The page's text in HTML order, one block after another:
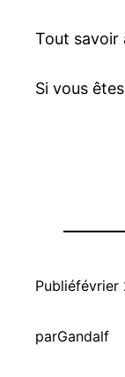
Tout savoir
Si vous
Publiéfévrier
parGandalf